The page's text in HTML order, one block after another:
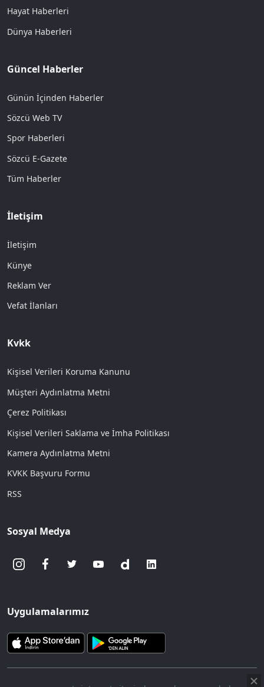
Hayat Haberleri
Dünya Haberleri
Güncel Haberler
Günün İçinden Haberler
Sözcü Web TV
Spor Haberleri
Sözcü E-Gazete
Tüm Haberler
İletişim
İletişim
Künye
Reklam Ver
Vefat İlanları
Kvkk
Kişisel Verileri Koruma Kanunu
Müşteri Aydınlatma Metni
Çerez Politikası
Kişisel Verileri Saklama ve İmha Politikası
Kamera Aydınlatma Metni
KVKK Başvuru Formu
RSS
Sosyal Medya
Uygulamalarımız